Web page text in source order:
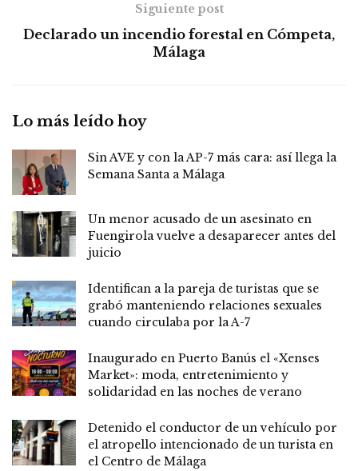
Siguiente post
Declarado un incendio forestal en Cómpeta,
Málaga
Lo más leído hoy
Sin AVE y con la AP-7 más cara: así llega la
Semana Santa a Málaga
Un menor acusado de un asesinato en
Fuengirola vuelve a desaparecer antes del
juicio
Identifican a la pareja de turistas que se
grabó manteniendo relaciones sexuales
cuando circulaba por la A-7
Inaugurado en Puerto Banús el «Xenses
Market»: moda, entretenimiento y
solidaridad en las noches de verano
Detenido el conductor de un vehículo por
el atropello intencionado de un turista en
el Centro de Málaga